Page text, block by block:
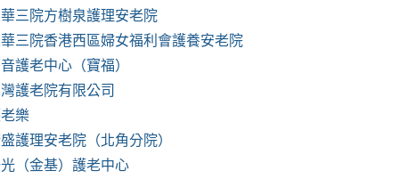
三院方樹泉護理安老院
三院香港西區婦女福利會護養安老院
護老中心（寶福）
護老院有限公司
樂
護理安老院（北角分院）
（金基）護老中心